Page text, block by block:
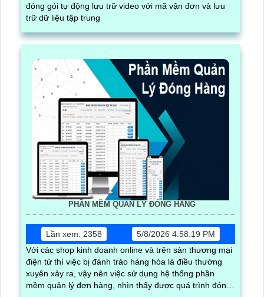
đóng gói tự động lưu trữ video với mã vận đơn và lưu
trữ dữ liệu tập trung
PHẦN MỀM QUẢN LÝ ĐÓNG HÀNG
Lần xem: 2358
5/8/2026 4:58:19 PM
Với các shop kinh doanh online và trên sàn thương mại
điện tử thì việc bị đánh tráo hàng hóa là điều thường
xuyên xảy ra, vậy nên việc sử dụng hệ thống phần
mềm quản lý đơn hàng, nhìn thấy được quá trình đóng